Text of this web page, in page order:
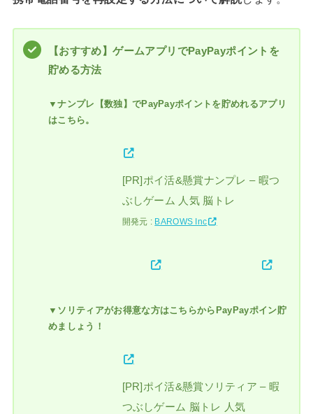
【おすすめ】ゲームアプリでPayPayポイントを
貯める方法
▼ナンプレ【数独】でPayPayポイントを貯めれるアプリ
はこちら。
[PR]ポイ活&懸賞ナンプレ – 暇つ
ぶしゲーム 人気 脳トレ
開発元 : BAROWS Inc
▼ソリティアがお得意な方はこちらからPayPayポイン貯
めましょう！
[PR]ポイ活&懸賞ソリティア – 暇
つぶしゲーム 脳トレ 人気